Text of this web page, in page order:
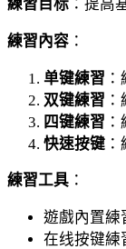
練習目标 ：提高
練習內容 ：
单键練習
双键練習
四键練習
快速按键
練習工具 ：
遊戲內置練
在线按键練